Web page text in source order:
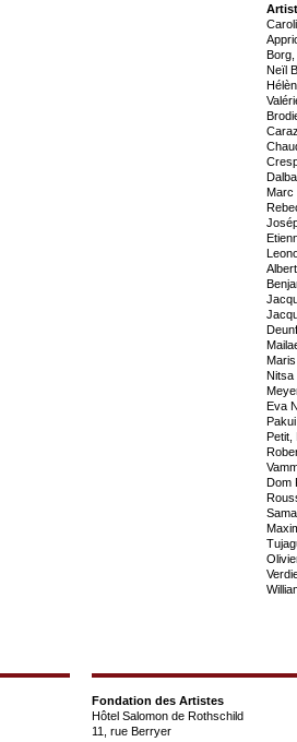
Neïl
Marc
Nitsa
Eva
Petit,
Dom
Fondation des Artistes
Hôtel Salomon de Rothschild
11, rue Berryer